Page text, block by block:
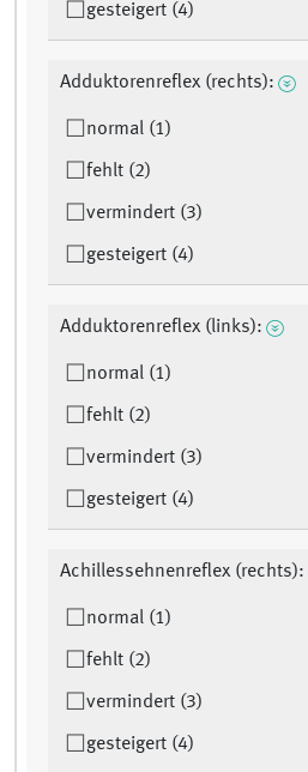
gesteigert (4)
Adduktorenreflex (rechts):
normal (1)
fehlt (2)
vermindert (3)
gesteigert (4)
Adduktorenreflex (links):
normal (1)
fehlt (2)
vermindert (3)
gesteigert (4)
Achillessehnenreflex (rechts):
normal (1)
fehlt (2)
vermindert (3)
gesteigert (4)